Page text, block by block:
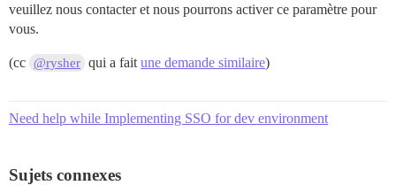
veuillez nous contacter et nous pourrons activer ce paramètre pour
vous.
(cc @rysher qui a faitune demande similaire)
Need help while Implementing SSO for dev environment
Sujets connexes